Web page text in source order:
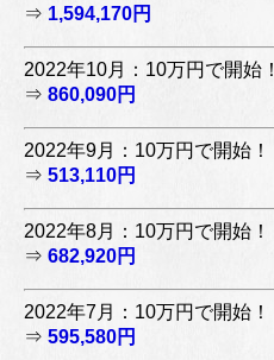
⇒ 1,594,170円
2022年10月：10万円で開始！
⇒ 860,090円
2022年9月：10万円で開始！
⇒ 513,110円
2022年8月：10万円で開始！
⇒ 682,920円
2022年7月：10万円で開始！
⇒ 595,580円